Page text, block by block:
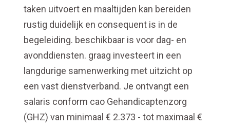
taken uitvoert en maaltijden kan bereiden
rustig duidelijk en consequent is in de
begeleiding. beschikbaar is voor dag- en
avonddiensten. graag investeert in een
langdurige samenwerking met uitzicht op
een vast dienstverband. Je ontvangt een
salaris conform cao Gehandicaptenzorg
(GHZ) van minimaal € 2.373 - tot maximaal €